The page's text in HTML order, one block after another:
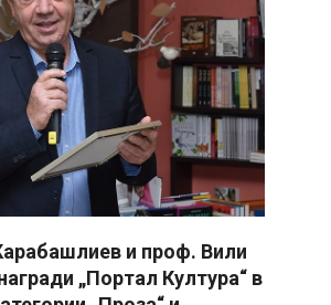
и проф. Вили
„Портал Култура“ в